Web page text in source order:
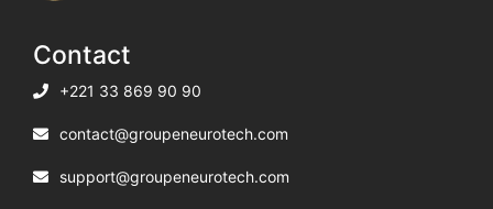
Contact
+221 33 869 90 90
contact@groupeneurotech.com
support@groupeneurotech.com